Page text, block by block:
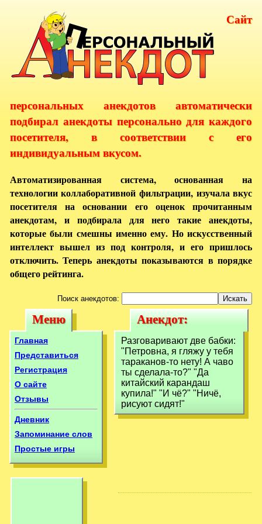
Сайт
персональных анекдотов автоматически
подбирал анекдоты персонально для каждого
посетителя, в соответствии с его
индивидуальным вкусом.
Автоматизированная система, основанная на
технологии коллаборативной фильтрации, изучала вкус
посетителя на основании его оценок прочитанным
анекдотам, и подбирала для него такие анекдоты,
которые были смешны именно ему. Но искусственный
интеллект вышел из под контроля, и его пришлось
отключить. Теперь анекдоты показываются в порядке
общего рейтинга.
Поиск анекдотов:
Меню
Меню
Главная
Представиться
Регистрация
О сайте
Отзывы
Дневник
Запоминание слов
Простые игры
Анекдот:
Разговаривают
две бабки:
Петровна, я
гляжу
Анекдот:
Разговаривают
две бабки:
Петровна, я гляжу
Разговаривают две бабки:
"Петровна, я гляжу у тебя
тараканов-то нету! А чаво
ты сделала-то?" "Дa
китайский карaндаш
купила!" "И чё?" "Ничё,
рисуют сидят!"